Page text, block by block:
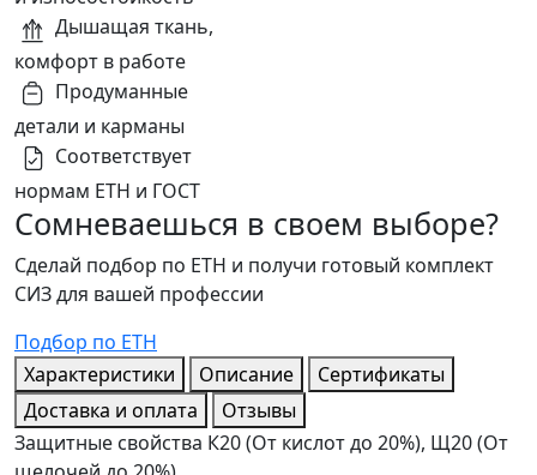
Дышащая ткань,
комфорт в работе
Продуманные
детали и карманы
Соответствует
нормам ЕТН и ГОСТ
Сомневаешься в своем выборе?
Сделай подбор по ЕТН и получи готовый комплект
СИЗ для вашей профессии
Подбор по ЕТН
Характеристики
Описание
Сертификаты
Доставка и оплата
Отзывы
Защитные свойства К20 (От кислот до 20%), Щ20 (От